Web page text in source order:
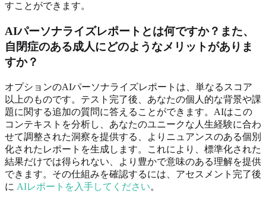
すことができます。
AIパーソナライズレポートとは何ですか？また、
自閉症のある成人にどのようなメリットがありま
すか？
オプションのAIパーソナライズレポートは、単なるスコア
以上のものです。テスト完了後、あなたの個人的な背景や課
題に関する追加の質問に答えることができます。AIはこの
コンテキストを分析し、あなたのユニークな人生経験に合わ
せて調整された洞察を提供する、よりニュアンスのある個別
化されたレポートを生成します。これにより、標準化された
結果だけでは得られない、より豊かで意味のある理解を提供
できます。その仕組みを確認するには、アセスメント完了後
に AIレポートを入手してください。